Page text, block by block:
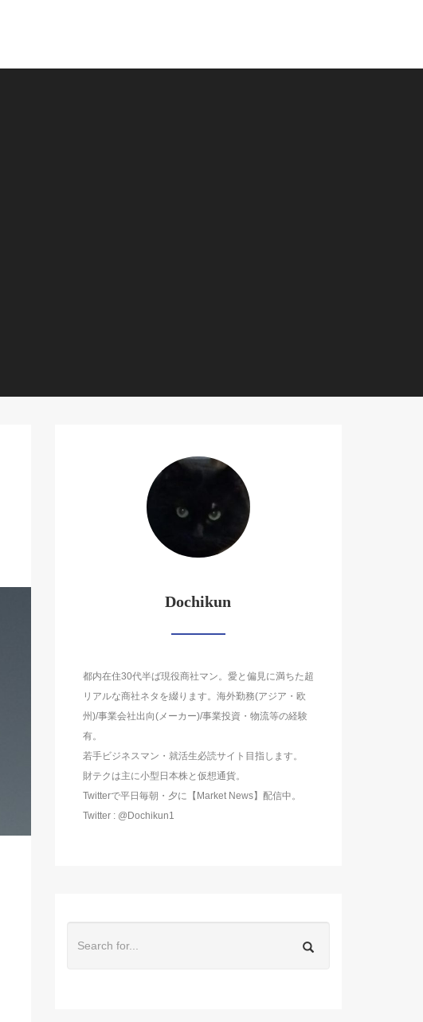
Dochikun
都内在住30代半ば現役商社マン。愛と偏見に満ちた超
リアルな商社ネタを綴ります。海外勤務(アジア・欧
州)/事業会社出向(メーカー)/事業投資・物流等の経験
有。
若手ビジネスマン・就活生必読サイト目指します。
財テクは主に小型日本株と仮想通貨。
Twitterで平日毎朝・夕に【Market News】配信中。
Twitter : @Dochikun1